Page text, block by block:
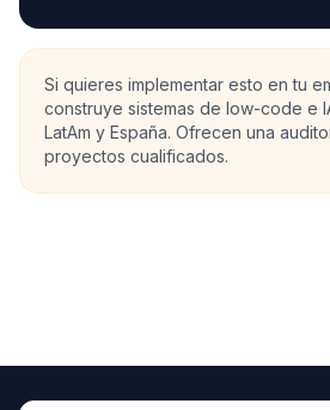
Si quieres implementar esto en tu
construye sistemas de low-code e
LatAm y España. Ofrecen una
proyectos cualificados.